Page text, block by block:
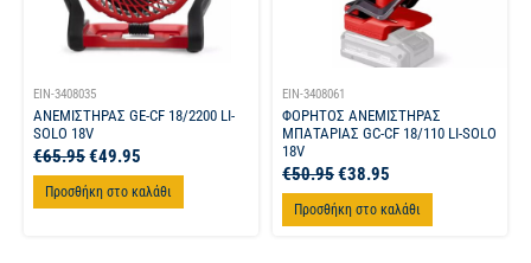
EIN-3408035
ΑΝΕΜΙΣΤΗΡΑΣ GE-CF 18/2200 LI-
SOLO 18V
€65.95€49.95
Προσθήκη στο καλάθι
EIN-3408061
ΦΟΡΗΤΟΣ ΑΝΕΜΙΣΤΗΡΑΣ
ΜΠΑΤΑΡΙΑΣ GC-CF 18/110 LI-SOLO
18V
€50.95€38.95
Προσθήκη στο καλάθι